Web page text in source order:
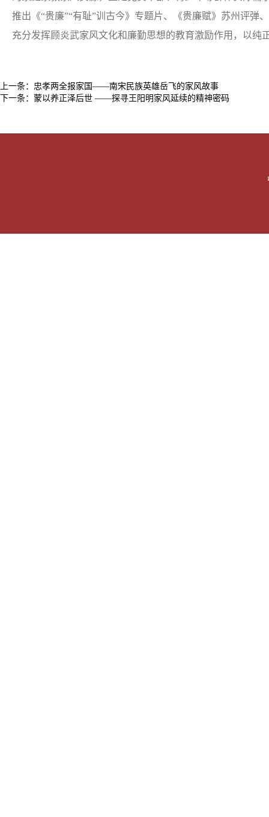
推出《“贵廉”“有耻”训古今》专题片、《贵廉赋》苏州评
充分发挥顾炎武家风文化和廉勤思想的教育激励作用，以纯
上一条： 忠孝两全报家国——南宋民族英雄岳飞的家风故事
下一条： 蒙以养正泽后世 ——探寻王阳明家风延续的精神密码